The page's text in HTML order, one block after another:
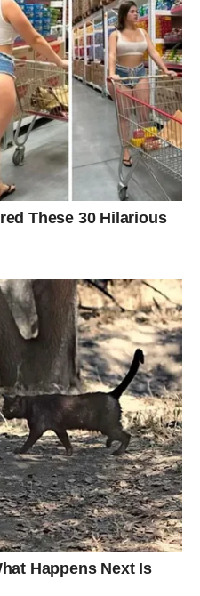
sa voljenom osobom
koji ih je dugo
STVARI
napraviti jeste da
razloga.
za više.
maštali.
zaustavi kada se pred
prevelika.
početak bogatstva kakvo